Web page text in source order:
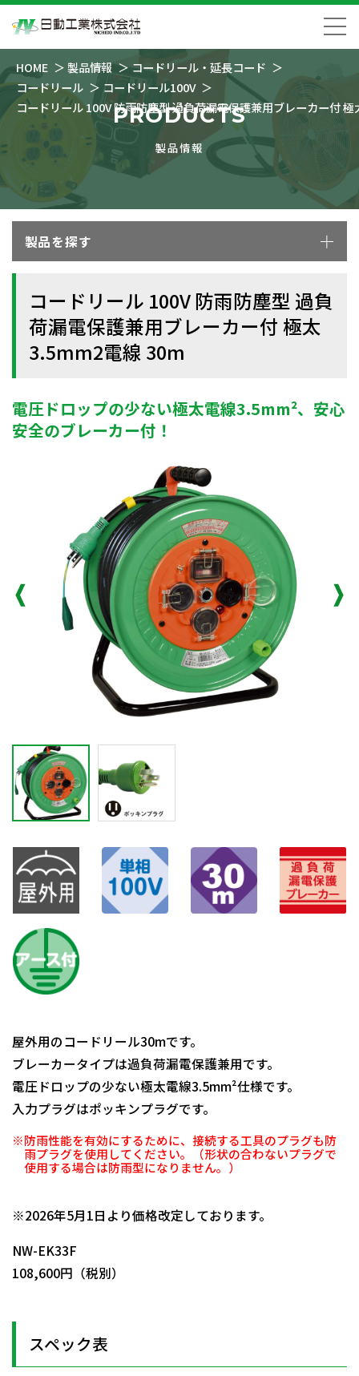
HOME 製品情報
コードリール・延長コード
コードリール
コードリール100V
コードリール 100V 防雨防塵型 過負荷漏電保護兼用ブレーカー付
PRODUCTS
製品情報
製品を探す
コードリール 100V 防雨防塵型 過負
荷漏電保護兼用ブレーカー付 極太
3.5mm2電線 30m
電圧ドロップの少ない極太電線3.5mm²、安心
安全のブレーカー付！
屋外用のコードリール30mです。
ブレーカータイプは過負荷漏電保護兼用です。
電圧ドロップの少ない極太電線3.5mm²仕様です。
入力プラグはポッキンプラグです。
※防雨性能を有効にするために、接続する工具のプラグも防
雨プラグを使用してください。（形状の合わないプラグで
使用する場合は防雨型になりません。）
※2026年5月1日より価格改定しております。
NW-EK33F
108,600円（税別）
スペック表